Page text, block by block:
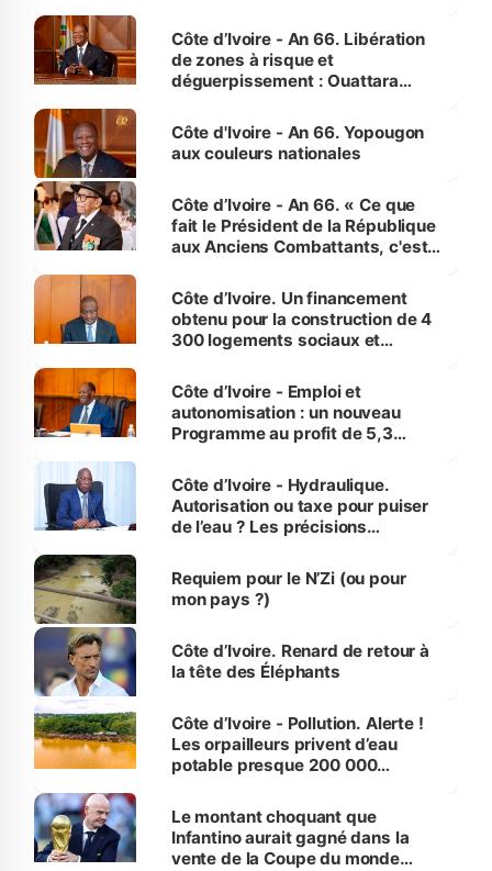
milieu des sinistrés
Côte d’Ivoire - An 66. Libération
de zones à risque et
déguerpissement : Ouattara
l'Etat de droit pour préserver les
vies humaines »
Côte d'Ivoire - An 66. Yopougon
aux couleurs nationales
Côte d’Ivoire - An 66. « Ce que
fait le Président de la République
aux Anciens Combattants, c'est
Côte d’Ivoire. Un financement
obtenu pour la construction de 4
300 logements sociaux et
et Yamoussoukro
Côte d’Ivoire - Emploi et
autonomisation : un nouveau
Programme au profit de 5,3
Côte d’Ivoire - Hydraulique.
Autorisation ou taxe pour puiser
de l’eau ? Les précisions
Requiem pour le N’Zi (ou pour
mon pays ?)
Côte d’Ivoire. Renard de retour à
la tête des Éléphants
Côte d’Ivoire - Pollution. Alerte !
Les orpailleurs privent d’eau
potable presque 200 000
Le montant choquant que
Infantino aurait gagné dans la
vente de la Coupe du monde